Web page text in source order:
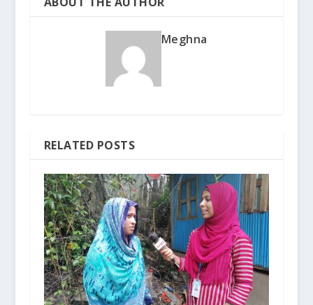
Meghna
RELATED POSTS